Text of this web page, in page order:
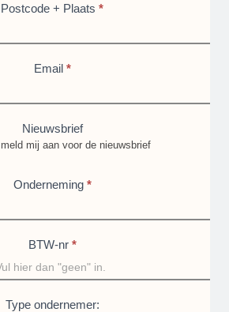
Postcode + Plaats *
Email *
Nieuwsbrief
mij aan voor de nieuwsbrief
Onderneming *
BTW-nr *
Type ondernemer: